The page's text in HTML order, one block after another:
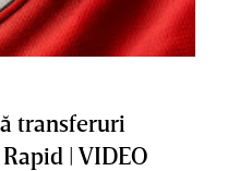
transferuri
| VIDEO